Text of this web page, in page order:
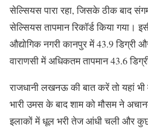
सेल्सियस पारा रहा, जिसके ठीक बाद
सेल्सियस तापमान रिकॉर्ड किया गया।
औद्योगिक नगरी कानपुर में 43.9 डिग्री
वाराणसी में अधिकतम तापमान 43.6
राजधानी लखनऊ की बात करें तो यहां
भारी उमस के बाद शाम को मौसम ने
इलाकों में धूल भरी तेज आंधी चली और कुछ